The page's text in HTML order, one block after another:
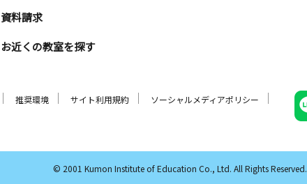
資料請求
お近くの教室を探す
推奨環境 サイト利用規約
ソーシャルメディアポリシー
© 2001 Kumon Institute of Education Co., Ltd. All Rights Reserved.